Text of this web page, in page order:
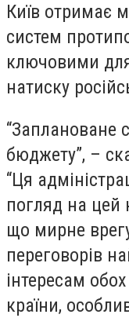
Київ отримає
систем
ключовими
натиску
“Заплановане
бюджету”, –
“Ця
погляд на
що мирне
переговорів
інтересам
країни,